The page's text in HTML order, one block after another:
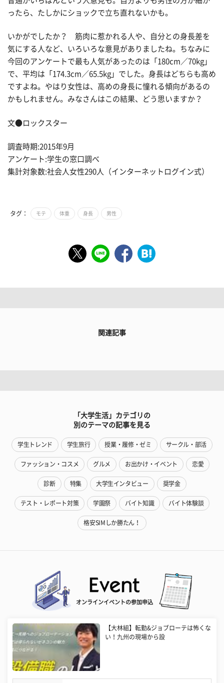
ったら、たしかにショックで立ち直れないかも。
いかがでしたか？ 筋肉に惹かれる人や、自分との身長差を
気にする人など、いろいろな意見がありましたね。ちなみに
今回のアンケートで最も人気があったのは「180cm／70kg」
で、平均は「174.3cm／65.5kg」でした。身長はどちらも高め
ですよね。やはり女性は、高めの身長に憧れる傾向があるの
かもしれません。みなさんはこの結果、どう思いますか？
文●ロックスター
調査時期:2015年9月
アンケート:学生の窓口調べ
集計対象数:社会人女性290人（インターネットログイン式）
タグ： モテ 体重 身長 男性
関連記事
「大学生活」カテゴリの
別のテーマの記事を見る
学生トレンド 学生旅行 授業・履修・ゼミ サークル・部活
ファッション・コスメ グルメ お出かけ・イベント 恋愛
診断 特集 大学生インタビュー 奨学金
テスト・レポート対策 学園祭 バイト知識 バイト体験談
格安SIMしか勝たん！
オンラインイベントの参加申込
【大林組】転勤&ジョブローテは怖くな
い！九州の現場から設